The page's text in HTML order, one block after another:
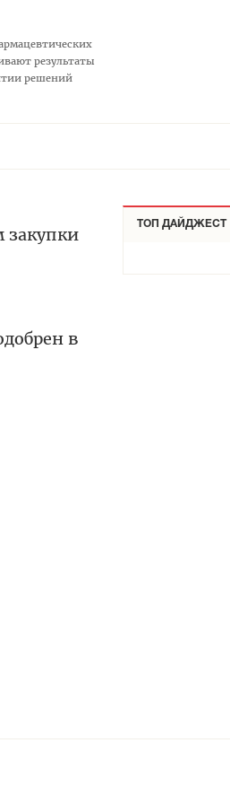
результаты
решений
закупки
в
ТОП ДАЙДЖЕСТ